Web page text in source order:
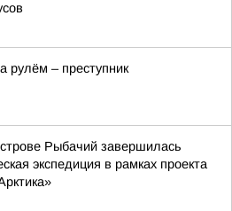
рулём – преступник
Рыбачий завершилась
экспедиция в рамках проекта